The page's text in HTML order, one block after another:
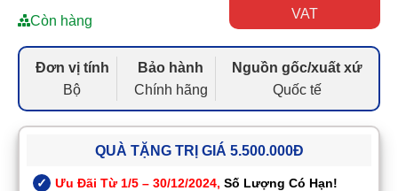
VAT
Còn hàng
Đơn vị tính
Bộ
Bảo hành
Chính hãng
Nguồn gốc/xuất xứ
Quốc tế
QUÀ TẶNG TRỊ GIÁ 5.500.000Đ
Ưu Đãi Từ 1/5 – 30/12/2024, Số Lượng Có Hạn!